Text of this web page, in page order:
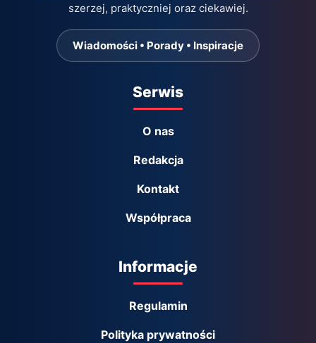
szerzej, praktyczniej oraz ciekawiej.
Wiadomości • Porady • Inspiracje
Serwis
O nas
Redakcja
Kontakt
Współpraca
Informacje
Regulamin
Polityka prywatności